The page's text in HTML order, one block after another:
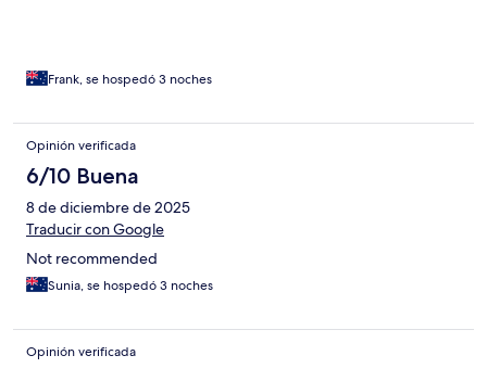
Frank, se hospedó 3 noches
Opinión verificada
6/10 Buena
8 de diciembre de 2025
Traducir con Google
Not recommended
Sunia, se hospedó 3 noches
Opinión verificada